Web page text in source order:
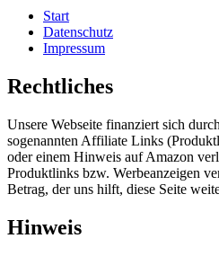
Start
Datenschutz
Impressum
Rechtliches
Unsere Webseite finanziert sich
sogenannten Affiliate Links
oder einem Hinweis auf Amazon
Produktlinks bzw. Werbeanzeigen
Betrag, der uns hilft, diese Seite
Hinweis